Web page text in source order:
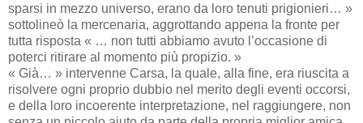
sparsi in mezzo universo, erano da loro tenuti prigionieri… »
sottolineò la mercenaria, aggrottando appena la fronte per
tutta risposta « … non tutti abbiamo avuto l’occasione di
poterci ritirare al momento più propizio. »
« Già… » intervenne Carsa, la quale, alla fine, era riuscita a
risolvere ogni proprio dubbio nel merito degli eventi occorsi,
e della loro incoerente interpretazione, nel raggiungere, non